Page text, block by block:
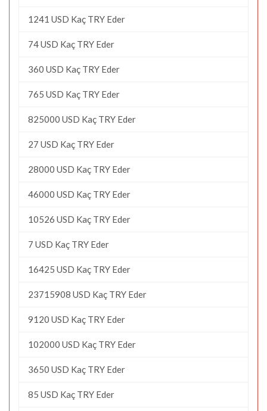
1241 USD Kaç TRY Eder
74 USD Kaç TRY Eder
360 USD Kaç TRY Eder
765 USD Kaç TRY Eder
825000 USD Kaç TRY Eder
27 USD Kaç TRY Eder
28000 USD Kaç TRY Eder
46000 USD Kaç TRY Eder
10526 USD Kaç TRY Eder
7 USD Kaç TRY Eder
16425 USD Kaç TRY Eder
23715908 USD Kaç TRY Eder
9120 USD Kaç TRY Eder
102000 USD Kaç TRY Eder
3650 USD Kaç TRY Eder
85 USD Kaç TRY Eder